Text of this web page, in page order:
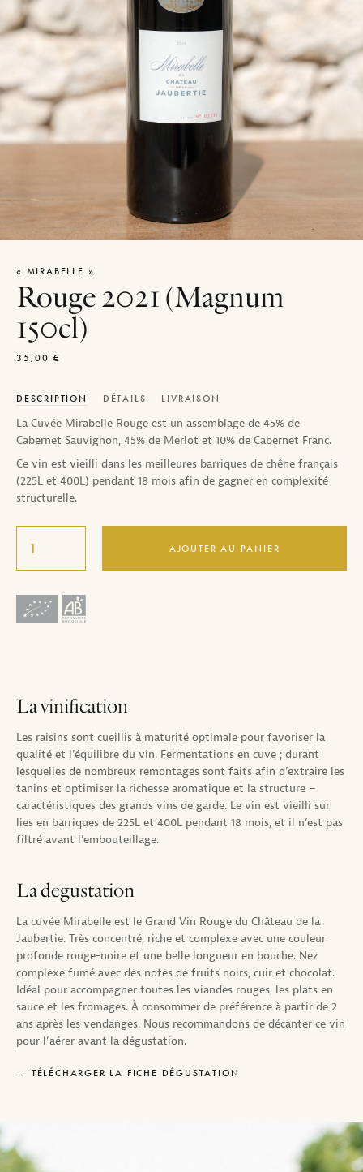
« MIRABELLE »
Rouge 2021 (Magnum
150cl)
35,00 €
DESCRIPTION DÉTAILS LIVRAISON
La Cuvée Mirabelle Rouge est un assemblage de 45% de
Cabernet Sauvignon, 45% de Merlot et 10% de Cabernet Franc.
Ce vin est vieilli dans les meilleures barriques de chêne français
(225L et 400L) pendant 18 mois afin de gagner en complexité
structurelle.
AJOUTER AU PANIER
La vinification
Les raisins sont cueillis à maturité optimale pour favoriser la
qualité et l’équilibre du vin. Fermentations en cuve ; durant
lesquelles de nombreux remontages sont faits afin d’extraire les
tanins et optimiser la richesse aromatique et la structure –
caractéristiques des grands vins de garde. Le vin est vieilli sur
lies en barriques de 225L et 400L pendant 18 mois, et il n’est pas
filtré avant l’embouteillage.
La degustation
La cuvée Mirabelle est le Grand Vin Rouge du Château de la
Jaubertie. Très concentré, riche et complexe avec une couleur
profonde rouge-noire et une belle longueur en bouche. Nez
complexe fumé avec des notes de fruits noirs, cuir et chocolat.
Idéal pour accompagner toutes les viandes rouges, les plats en
sauce et les fromages. À consommer de préférence à partir de 2
ans après les vendanges. Nous recommandons de décanter ce vin
pour l’aérer avant la dégustation.
TÉLÉCHARGER LA FICHE DÉGUSTATION